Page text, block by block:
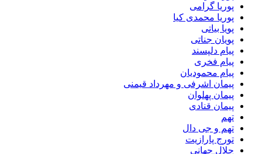
پوریا گرامی
پوریا محمدی کیا
پویا بیاتی
پویان جناتی
پیام دلپسند
پیام فخری
پیام محمودیان
پیمان اشرفی و مهرداد قیمنی
پیمان پهلوان
پیمان قنادی
تهم
تهم و جی دال
تورج پارازیت
جلال جهانی